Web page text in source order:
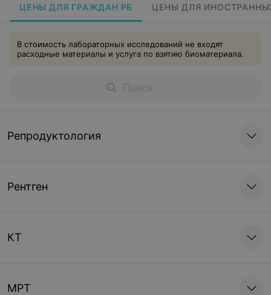
ЦЕНЫ ДЛЯ ГРАЖДАН РБ ЦЕНЫ ДЛЯ
В стоимость лабораторных исследований не входят
расходные материалы и услуга по взятию биоматериала.
Репродуктология
Рентген
КТ
МРТ